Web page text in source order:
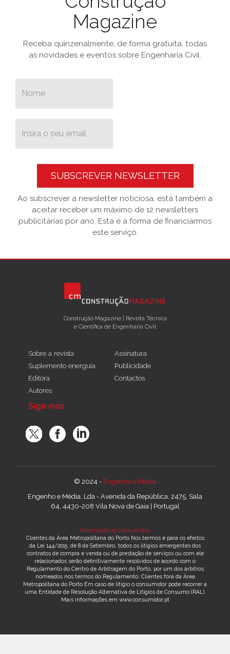
Magazine
Receba quinzenalmente, de forma gratuita, todas
as novidades e eventos sobre Engenharia Civil.
SUBSCREVER NEWSLETTER
Ao subscrever a newsletter noticiosa, está também a
aceitar receber um máximo de 12 newsletters
publicitárias por ano. Esta é a forma de financiarmos
este serviço.
Construção Magazine | Revista Técnica
e Científica de Engenharia Civil
Sobre a revista
Suplemento energuia
Editora
Autores
Assinatura
Publicidade
Contactos
Siga-nos
© 2024 - Engenho e Média
Engenho e Média, Lda - Avenida da República, 2475, Sala
64, 4430-208 Vila Nova de Gaia | Portugal
Informação ao consumidor:
Clientes da Área Metropolitana do Porto Nos termos e para os efeitos
da Lei 144/2015, de 8 de Setembro, todos os litígios emergentes dos
contratos de compra e venda ou de prestação de serviços ou com ele
relacionados serão definitivamente resolvidos de acordo com o
Regulamento do Centro de Arbitragem do Porto, por um dos árbitros
nomeados nos termos do Regulamento. Clientes fora da Área
Metropolitana do Porto Em caso de litígio o consumidor pode recorrer a
uma Entidade de Resolução Alternativa de Litígios de Consumo (RAL).
Mais informações em www.consumidor.pt